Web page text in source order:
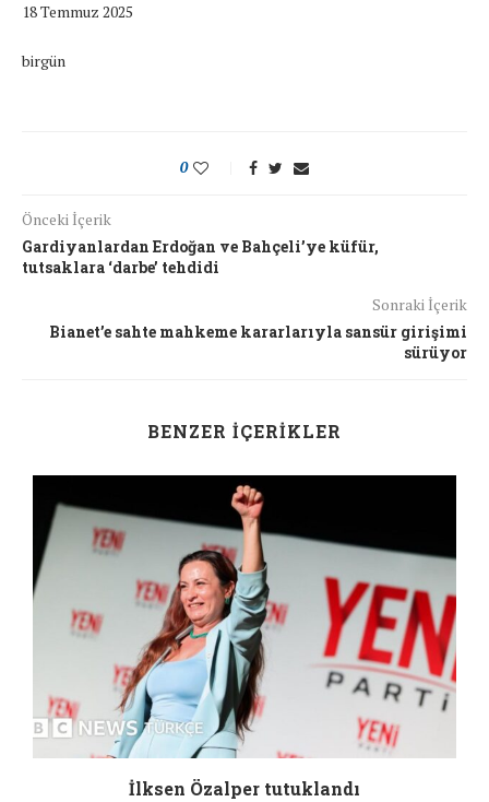
18 Temmuz 2025
birgün
0
Önceki İçerik
Gardiyanlardan Erdoğan ve Bahçeli’ye küfür,
tutsaklara ‘darbe’ tehdidi
Sonraki İçerik
Bianet’e sahte mahkeme kararlarıyla sansür girişimi
sürüyor
BENZER İÇERIKLER
İlksen Özalper tutuklandı